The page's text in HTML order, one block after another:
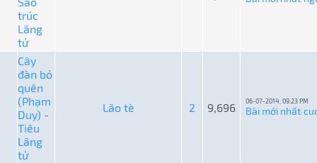
trúc
Lãng
tử
Cây
đàn bỏ
quên
(Phạm
Duy) -
Tiêu
Lãng
tử
Lão tè 2 9,696 06-07-2014, 09:23 PM
Bài mới nhất: